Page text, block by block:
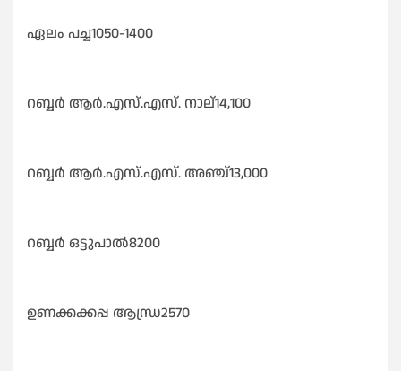
ഏലം പച്ച1050-1400
റബ്ബർ ആർ.എസ്.എസ്. നാല്14,100
റബ്ബർ ആർ.എസ്.എസ്. അഞ്ച്13,000
റബ്ബർ ഒട്ടുപാൽ8200
ഉണക്കക്കപ്പ ആന്ധ്ര2570